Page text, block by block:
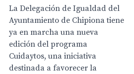
La Delegación de Igualdad del
Ayuntamiento de Chipiona tiene
ya en marcha una nueva
edición del programa
Cuidaytos, una iniciativa
destinada a favorecer la